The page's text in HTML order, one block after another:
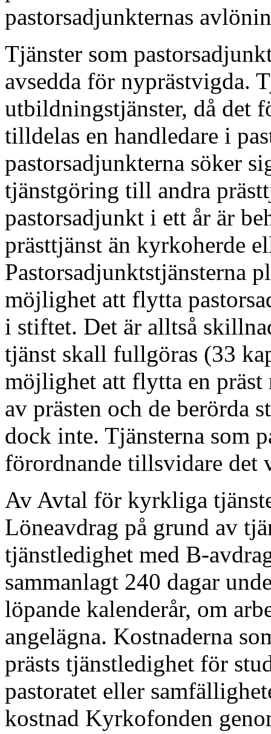
pastorsadjunkternas
Tjänster som
avsedda för nyprästvigda.
utbildningstjänster, då det
tilldelas en handledare i
pastorsadjunkterna söker
tjänstgöring till andra
pastorsadjunkt i ett år är
prästtjänst än kyrkoherde
Pastorsadjunktstjänsterna
möjlighet att flytta
i stiftet. Det är alltså
tjänst skall fullgöras (33
möjlighet att flytta en
av prästen och de berörda
dock inte. Tjänsterna som
förordnande tillsvidare det
Av Avtal för kyrkliga
Löneavdrag på grund av
tjänstledighet med B-
sammanlagt 240 dagar
löpande kalenderår, om
angelägna. Kostnaderna
prästs tjänstledighet för
pastoratet eller
kostnad Kyrkofonden